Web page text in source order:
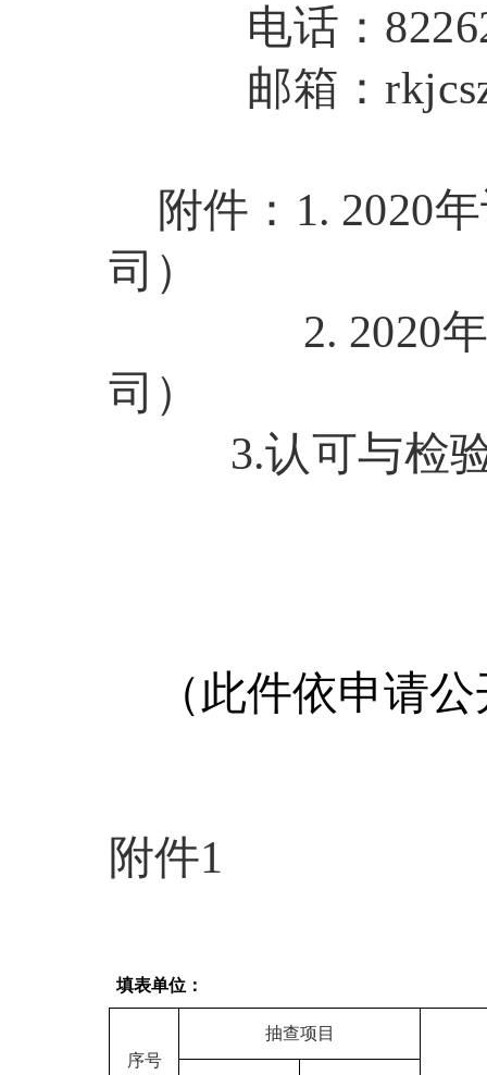
电话：
邮箱：
附件 ： 1. 2020
司）
2. 2020
司）
3.认可与检
（此件依申请
附件1
填表单位：
序号
抽查项目